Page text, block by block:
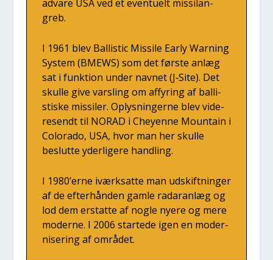
adva­re USA ved et even­tu­elt mis­silan­
greb.
I 1961 blev Bal­li­stic Mis­si­le Ear­ly War­ning
System (BMEWS) som det før­ste anlæg
sat i funk­tion under nav­net (J‑Site). Det
skul­le give vars­ling om affy­ring af bal­li­
sti­ske mis­si­ler. Oplys­nin­ger­ne blev vide­
re­sendt til NORAD i Cheyen­ne Moun­tain i
Col­ora­do, USA, hvor man her skul­le
beslut­te yder­li­ge­re hand­ling.
I 1980’erne iværk­sat­te man udskift­nin­ger
af de efter­hån­den gam­le rada­ran­læg og
lod dem erstat­te af nog­le nye­re og mere
moder­ne. I 2006 star­te­de igen en moder­
ni­se­ring af områ­det.